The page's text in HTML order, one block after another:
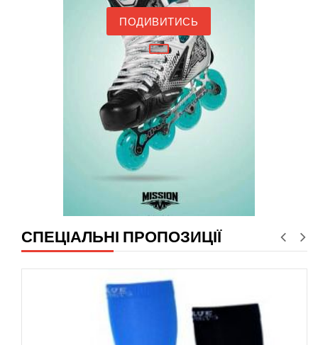
ПОДИВИТИСЬ
СПЕЦІАЛЬНІ ПРОПОЗИЦІЇ